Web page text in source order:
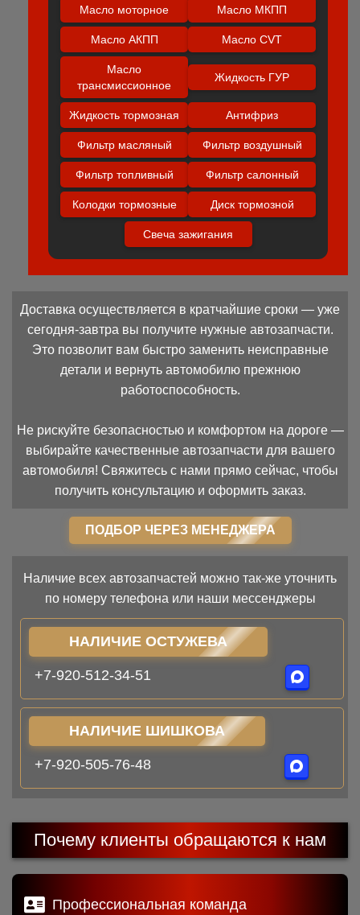
Масло моторное Масло МКПП
Масло АКПП Масло CVT
Масло
трансмиссионное
Жидкость ГУР
Жидкость тормозная Антифриз
Фильтр масляный Фильтр воздушный
Фильтр топливный Фильтр салонный
Колодки тормозные Диск тормозной
Свеча зажигания
Доставка осуществляется в кратчайшие сроки — уже
сегодня-завтра вы получите нужные автозапчасти.
Это позволит вам быстро заменить неисправные
детали и вернуть автомобилю прежнюю
работоспособность.
Не рискуйте безопасностью и комфортом на дороге —
выбирайте качественные автозапчасти для вашего
автомобиля! Свяжитесь с нами прямо сейчас, чтобы
получить консультацию и оформить заказ.
ПОДБОР ЧЕРЕЗ МЕНЕДЖЕРА
Наличие всех автозапчастей можно так-же уточнить
по номеру телефона или наши мессенджеры
НАЛИЧИЕ ОСТУЖЕВА
+7-920-512-34-51
НАЛИЧИЕ ШИШКОВА
+7-920-505-76-48
Почему клиенты обращаются к нам
Профессиональная команда